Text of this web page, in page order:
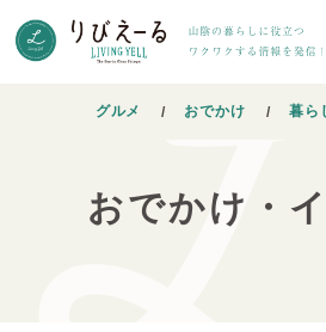
グルメ おでかけ 暮ら
おでかけ・